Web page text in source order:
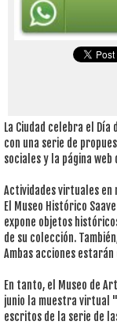
La Ciudad celebra el
con una serie de
sociales y la página web
Actividades virtuales en
El Museo Histórico
expone objetos
de su colección.
Ambas acciones
En tanto, el Museo de
junio la muestra virtual
escritos de la serie de